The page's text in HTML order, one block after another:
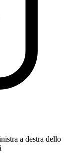
a destra dello